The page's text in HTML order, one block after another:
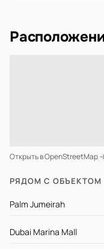
Открыть в OpenStreetMap
РЯДОМ С ОБЪЕКТОМ
Palm Jumeirah
Dubai Marina Mall